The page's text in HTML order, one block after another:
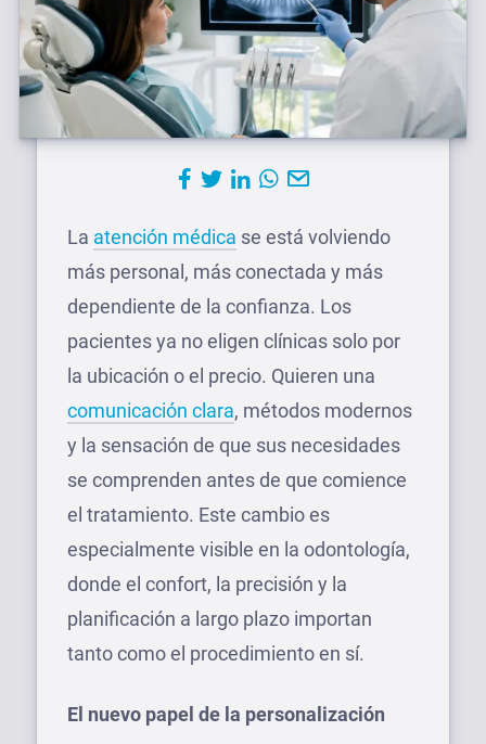
La atención médica se está volviendo
más personal, más conectada y más
dependiente de la confianza. Los
pacientes ya no eligen clínicas solo por
la ubicación o el precio. Quieren una
comunicación clara, métodos modernos
y la sensación de que sus necesidades
se comprenden antes de que comience
el tratamiento. Este cambio es
especialmente visible en la odontología,
donde el confort, la precisión y la
planificación a largo plazo importan
tanto como el procedimiento en sí.
El nuevo papel de la personalización